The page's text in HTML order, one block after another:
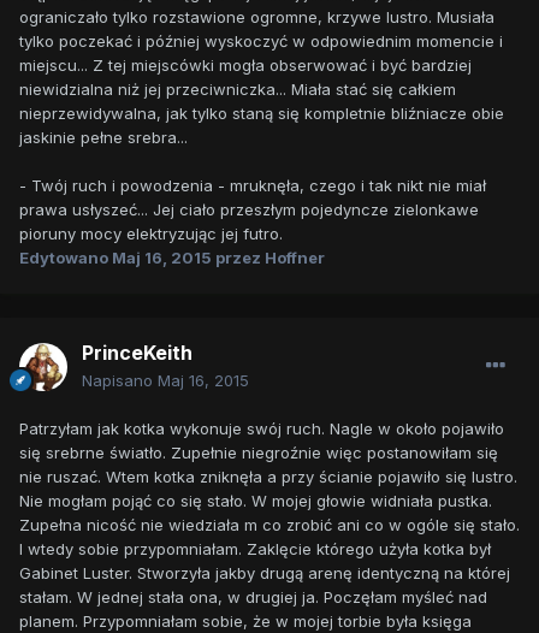
ograniczało tylko rozstawione ogromne, krzywe lustro. Musiała
tylko poczekać i później wyskoczyć w odpowiednim momencie i
miejscu... Z tej miejscówki mogła obserwować i być bardziej
niewidzialna niż jej przeciwniczka... Miała stać się całkiem
nieprzewidywalna, jak tylko staną się kompletnie bliźniacze obie
jaskinie pełne srebra...
- Twój ruch i powodzenia - mruknęła, czego i tak nikt nie miał
prawa usłyszeć... Jej ciało przeszłym pojedyncze zielonkawe
pioruny mocy elektryzując jej futro.
Edytowano Maj 16, 2015 przez Hoffner
PrinceKeith
Napisano Maj 16, 2015
Patrzyłam jak kotka wykonuje swój ruch. Nagle w około pojawiło
się srebrne światło. Zupełnie niegroźnie więc postanowiłam się
nie ruszać. Wtem kotka zniknęła a przy ścianie pojawiło się lustro.
Nie mogłam pojąć co się stało. W mojej głowie widniała pustka.
Zupełna nicość nie wiedziała m co zrobić ani co w ogóle się stało.
I wtedy sobie przypomniałam. Zaklęcie którego użyła kotka był
Gabinet Luster. Stworzyła jakby drugą arenę identyczną na której
stałam. W jednej stała ona, w drugiej ja. Poczęłam myśleć nad
planem. Przypomniałam sobie, że w mojej torbie była księga